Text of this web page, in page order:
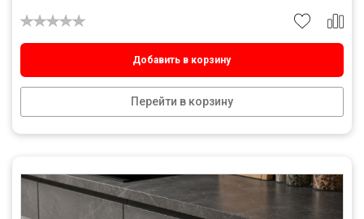
Добавить в корзину
Перейти в корзину